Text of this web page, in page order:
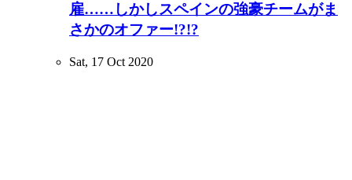
雇……しかしスペインの強豪チームがま
さかのオファー!?!?
Sat, 17 Oct 2020